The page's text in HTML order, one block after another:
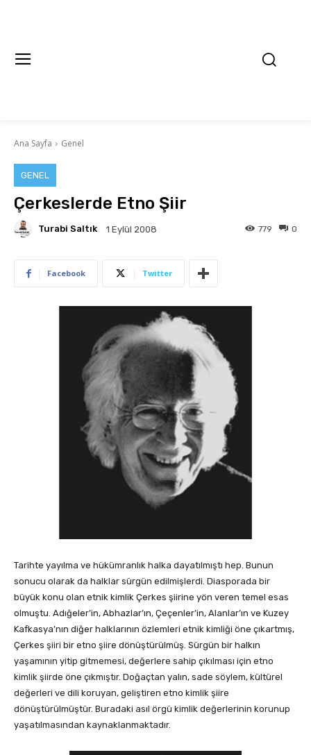
Ana Sayfa Genel
GENEL
Çerkeslerde Etno Şiir
Turabi Saltık 1 Eylül 2008 0
779
Facebook Twitter
Tarihte yayılma ve hükümranlık halka dayatılmıştı hep. Bunun
sonucu olarak da halklar sürgün edilmişlerdi. Diasporada bir
büyük konu olan etnik kimlik Çerkes şiirine yön veren temel esas
olmuştu. Adığeler’in, Abhazlar’ın, Çeçenler’in, Alanlar’ın ve Kuzey
Kafkasya’nın diğer halklarının özlemleri etnik kimliği öne çıkartmış,
Çerkes şiiri bir etno şiire dönüştürülmüş. Sürgün bir halkın
yaşamının yitip gitmemesi, değerlere sahip çıkılması için etno
kimlik şiirde öne çıkmıştır. Doğaçtan yalın, sade söylem, kültürel
değerleri ve dili koruyan, geliştiren etno kimlik şiire
dönüştürülmüştür. Buradaki asıl örgü kimlik değerlerinin korunup
yaşatılmasından kaynaklanmaktadır.